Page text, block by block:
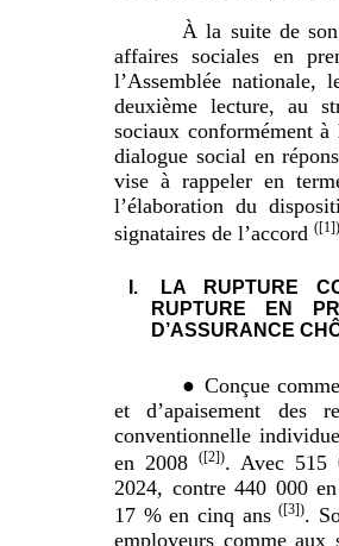
À la suite de
affaires sociales en
l’Assemblée nationale,
deuxième lecture, au
sociaux conformément
dialogue social en
vise à rappeler en
l’élaboration du
signataires de l’accord([1])
I.
LA RUPTURE
RUPTURE EN
D’ASSURANCE
● Conçue
et d’apaisement des
conventionnelle
en 2008([2]). Avec 515
2024, contre 440 000
17 % en cinq ans([3]).
employeurs comme